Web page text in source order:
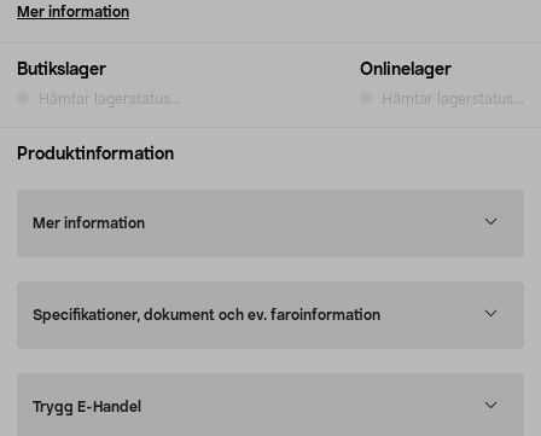
Butikslager
Hämtar lagerstatus...
Onlinelager
Hämtar lagerstatus...
Mer information
Produktinformation
Mer information
Specifikationer, dokument och ev. faroinformation
Trygg E-Handel